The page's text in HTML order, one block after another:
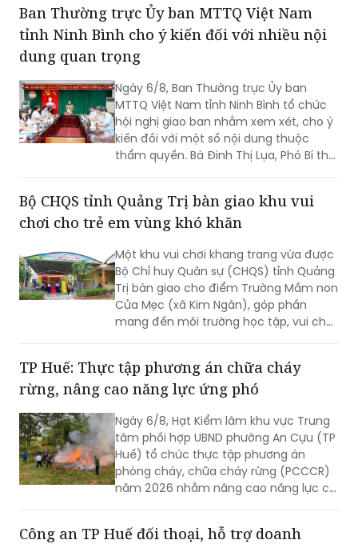
Ban Thường trực Ủy ban MTTQ Việt Nam
tỉnh Ninh Bình cho ý kiến đối với nhiều nội
dung quan trọng
Ngày 6/8, Ban Thường trực Ủy ban
MTTQ Việt Nam tỉnh Ninh Bình tổ chức
hội nghị giao ban nhằm xem xét, cho ý
kiến đối với một số nội dung thuộc
thẩm quyền. Bà Đinh Thị Lụa, Phó Bí thư
dự có các thành viên Ban Thường trực
Ủy ban MTTQ Việt Nam tỉnh.
Bộ CHQS tỉnh Quảng Trị bàn giao khu vui
chơi cho trẻ em vùng khó khăn
Một khu vui chơi khang trang vừa được
Bộ Chỉ huy Quân sự (CHQS) tỉnh Quảng
Trị bàn giao cho điểm Trường Mầm non
Cửa Mẹc (xã Kim Ngân), góp phần
mang đến môi trường học tập, vui chơi
TP Huế: Thực tập phương án chữa cháy
rừng, nâng cao năng lực ứng phó
Ngày 6/8, Hạt Kiểm lâm khu vực Trung
tâm phối hợp UBND phường An Cựu (TP
Huế) tổ chức thực tập phương án
phòng cháy, chữa cháy rừng (PCCCR)
năm 2026 nhằm nâng cao năng lực chỉ
Công an TP Huế đối thoại, hỗ trợ doanh